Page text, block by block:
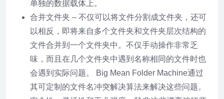
单独的数据载体上。
合并文件夹 – 不仅可以将文件分割成文件夹，还可
以相反，即将来自多个文件夹和文件夹层次结构的
文件合并到一个文件夹中。不仅手动操作非常乏
味，而且在几个文件夹中遇到名称相同的文件时也
会遇到实际问题。 Big Mean Folder Machine通过
其可定制的文件名冲突解决算法来解决这些问题。